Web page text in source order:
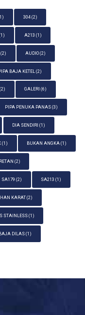
304(2)
A213 (1)
(2) AUDIO (2)
BAJA KETEL (2)
GALERI (6)
PIPA PENUKA PANAS (3)
DIA SENDIRI (1)
(1) BUKAN ANGKA (1)
(2)
SA179 (2) SA213 (1)
KARAT(2)
STAINLESS (1)
DILAS (1)